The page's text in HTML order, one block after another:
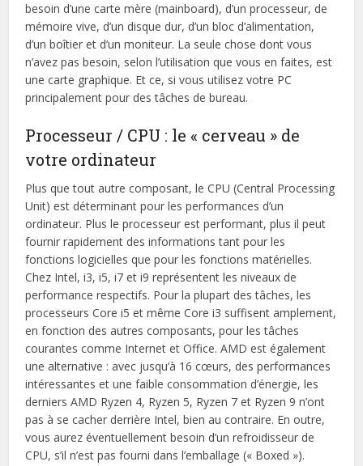
besoin d’une carte mère (mainboard), d’un processeur, de
mémoire vive, d’un disque dur, d’un bloc d’alimentation,
d’un boîtier et d’un moniteur. La seule chose dont vous
n’avez pas besoin, selon l’utilisation que vous en faites, est
une carte graphique. Et ce, si vous utilisez votre PC
principalement pour des tâches de bureau.
Processeur / CPU : le « cerveau » de
votre ordinateur
Plus que tout autre composant, le CPU (Central Processing
Unit) est déterminant pour les performances d’un
ordinateur. Plus le processeur est performant, plus il peut
fournir rapidement des informations tant pour les
fonctions logicielles que pour les fonctions matérielles.
Chez Intel, i3, i5, i7 et i9 représentent les niveaux de
performance respectifs. Pour la plupart des tâches, les
processeurs Core i5 et même Core i3 suffisent amplement,
en fonction des autres composants, pour les tâches
courantes comme Internet et Office. AMD est également
une alternative : avec jusqu’à 16 cœurs, des performances
intéressantes et une faible consommation d’énergie, les
derniers AMD Ryzen 4, Ryzen 5, Ryzen 7 et Ryzen 9 n’ont
pas à se cacher derrière Intel, bien au contraire. En outre,
vous aurez éventuellement besoin d’un refroidisseur de
CPU, s’il n’est pas fourni dans l’emballage (« Boxed »).